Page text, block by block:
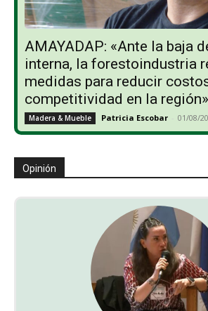
AMAYADAP: «Ante la baja
interna, la forestoindustria
medidas para reducir
competitividad en la región»
Madera & Mueble Patricia Escobar - 01/08/
Opinión